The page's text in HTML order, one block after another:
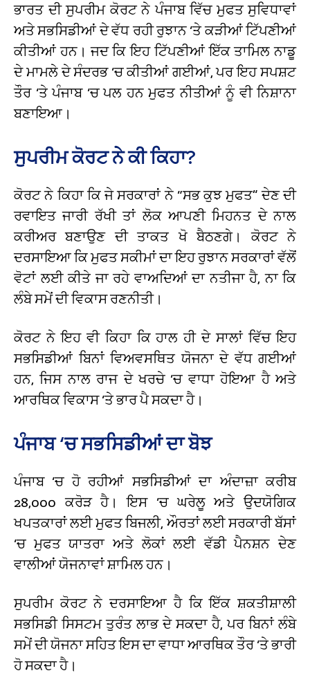
ਭਾਰਤ ਦੀ ਸੁਪਰੀਮ ਕੋਰਟ ਨੇ ਪੰਜਾਬ ਵਿੱਚ ਮੁਫਤ ਸੁਵਿਧਾਵਾਂ
ਅਤੇ ਸਭਸਿਡੀਆਂ ਦੇ ਵੱਧ ਰਹੀ ਰੁਝਾਨ ‘ਤੇ ਕੜੀਆਂ ਟਿੱਪਣੀਆਂ
ਕੀਤੀਆਂ ਹਨ। ਜਦ ਕਿ ਇਹ ਟਿੱਪਣੀਆਂ ਇੱਕ ਤਾਮਿਲ ਨਾਡੂ
ਦੇ ਮਾਮਲੇ ਦੇ ਸੰਦਰਭ ‘ਚ ਕੀਤੀਆਂ ਗਈਆਂ, ਪਰ ਇਹ ਸਪਸ਼ਟ
ਤੌਰ ‘ਤੇ ਪੰਜਾਬ ‘ਚ ਪਲ ਹਨ ਮੁਫਤ ਨੀਤੀਆਂ ਨੂੰ ਵੀ ਨਿਸ਼ਾਨਾ
ਬਣਾਇਆ।
ਸੁਪਰੀਮ ਕੋਰਟ ਨੇ ਕੀ ਕਿਹਾ?
ਕੋਰਟ ਨੇ ਕਿਹਾ ਕਿ ਜੇ ਸਰਕਾਰਾਂ ਨੇ “ਸਭ ਕੁਝ ਮੁਫਤ” ਦੇਣ ਦੀ
ਰਵਾਇਤ ਜਾਰੀ ਰੱਖੀ ਤਾਂ ਲੋਕ ਆਪਣੀ ਮਿਹਨਤ ਦੇ ਨਾਲ
ਕਰੀਅਰ ਬਣਾਉਣ ਦੀ ਤਾਕਤ ਖੋ ਬੈਠਣਗੇ। ਕੋਰਟ ਨੇ
ਦਰਸਾਇਆ ਕਿ ਮੁਫਤ ਸਕੀਮਾਂ ਦਾ ਇਹ ਰੁਝਾਨ ਸਰਕਾਰਾਂ ਵੱਲੋਂ
ਵੋਟਾਂ ਲਈ ਕੀਤੇ ਜਾ ਰਹੇ ਵਾਅਦਿਆਂ ਦਾ ਨਤੀਜਾ ਹੈ, ਨਾ ਕਿ
ਲੰਬੇ ਸਮੇਂ ਦੀ ਵਿਕਾਸ ਰਣਨੀਤੀ।
ਕੋਰਟ ਨੇ ਇਹ ਵੀ ਕਿਹਾ ਕਿ ਹਾਲ ਹੀ ਦੇ ਸਾਲਾਂ ਵਿੱਚ ਇਹ
ਸਭਸਿਡੀਆਂ ਬਿਨਾਂ ਵਿਅਵਸਥਿਤ ਯੋਜਨਾ ਦੇ ਵੱਧ ਗਈਆਂ
ਹਨ, ਜਿਸ ਨਾਲ ਰਾਜ ਦੇ ਖਰਚੇ ‘ਚ ਵਾਧਾ ਹੋਇਆ ਹੈ ਅਤੇ
ਆਰਥਿਕ ਵਿਕਾਸ ‘ਤੇ ਭਾਰ ਪੈ ਸਕਦਾ ਹੈ।
ਪੰਜਾਬ ‘ਚ ਸਭਸਿਡੀਆਂ ਦਾ ਬੋਝ
ਪੰਜਾਬ ‘ਚ ਹੋ ਰਹੀਆਂ ਸਭਸਿਡੀਆਂ ਦਾ ਅੰਦਾਜ਼ਾ ਕਰੀਬ
₹28,000 ਕਰੋੜ ਹੈ। ਇਸ ‘ਚ ਘਰੇਲੂ ਅਤੇ ਉਦਯੋਗਿਕ
ਖਪਤਕਾਰਾਂ ਲਈ ਮੁਫਤ ਬਿਜਲੀ, ਔਰਤਾਂ ਲਈ ਸਰਕਾਰੀ ਬੱਸਾਂ
‘ਚ ਮੁਫਤ ਯਾਤਰਾ ਅਤੇ ਲੋਕਾਂ ਲਈ ਵੱਡੀ ਪੈਨਸ਼ਨ ਦੇਣ
ਵਾਲੀਆਂ ਯੋਜਨਾਵਾਂ ਸ਼ਾਮਿਲ ਹਨ।
ਸੁਪਰੀਮ ਕੋਰਟ ਨੇ ਦਰਸਾਇਆ ਹੈ ਕਿ ਇੱਕ ਸ਼ਕਤੀਸ਼ਾਲੀ
ਸਭਸਿਡੀ ਸਿਸਟਮ ਤੁਰੰਤ ਲਾਭ ਦੇ ਸਕਦਾ ਹੈ, ਪਰ ਬਿਨਾਂ ਲੰਬੇ
ਸਮੇਂ ਦੀ ਯੋਜਨਾ ਸਹਿਤ ਇਸ ਦਾ ਵਾਧਾ ਆਰਥਿਕ ਤੌਰ ‘ਤੇ ਭਾਰੀ
ਹੋ ਸਕਦਾ ਹੈ।